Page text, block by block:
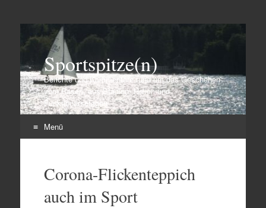
Sportspitze(n)
Berichte und Kommentare rund um das Geschehen
vom Rasen, aus Stadien, Hallen und
Funktionärsetagen
Menü
springenCorona-Flickenteppich
auch im Sport